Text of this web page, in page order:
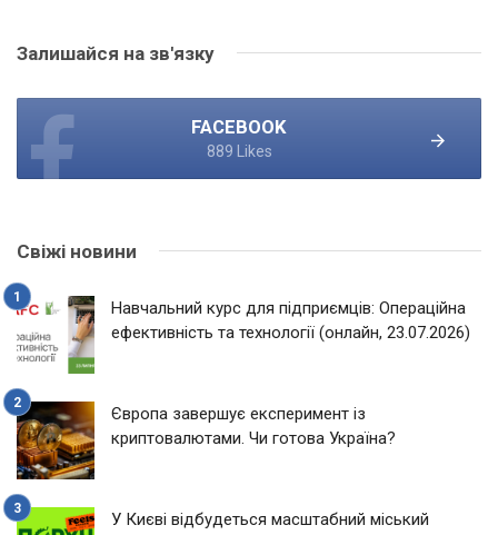
Залишайся на зв'язку
FACEBOOK
889 Likes
Свіжі новини
Навчальний курс для підприємців: Операційна
ефективність та технології (онлайн, 23.07.2026)
Європа завершує експеримент із
криптовалютами. Чи готова Україна?
У Києві відбудеться масштабний міський